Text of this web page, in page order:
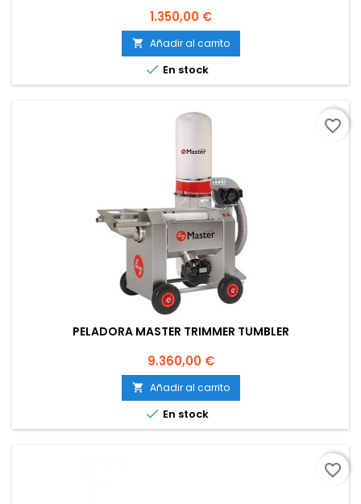
Precio
1.350,00 €
 Añadir al carrito
 En stock
PELADORA MASTER TRIMMER TUMBLER
Precio
9.360,00 €
 Añadir al carrito
 En stock
favorite_border
favorite_border